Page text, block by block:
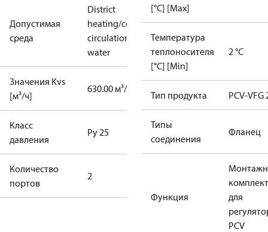
Допустимая
среда
District
heating/cooling
circulation
water
Значения Kvs
[м³/ч]
630.00 м³/ч
Класс
давления
Ру 25
Количество
портов
2
[°C] [Max]
Температура
теплоносителя
[°C] [Min]
2 °C
Тип продукта PCV-VFG
Типы
соединения
Фланец
Функция
комплект
для
PCV